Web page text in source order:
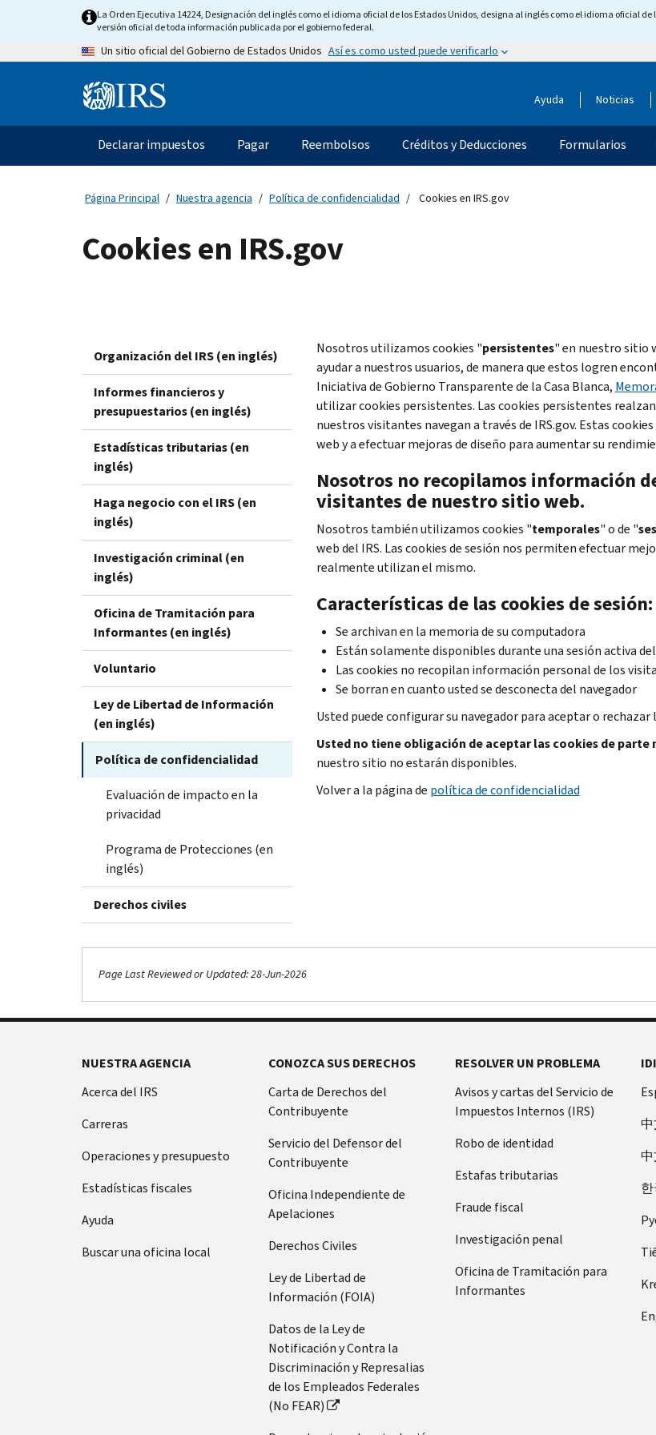
content
La Orden Ejecutiva 14224, Designación del inglés como el idioma oficial de los Estados Unidos, designa al inglés como el idioma oficial
versión oficial de toda información publicada por el gobierno federal.
Un sitio oficial del Gobierno de Estados Unidos Así es como usted puede verificarlo
Information Ayuda Noticias
Navegación
principal
Declarar impuestos Pagar Reembolsos Créditos y Deducciones Formularios
Página Principal Nuestra agencia Política de confidencialidad Cookies en IRS.gov
Cookies en IRS.gov
Organización del IRS (en inglés)
Informes financieros y
presupuestarios (en inglés)
Estadísticas tributarias (en
inglés)
Haga negocio con el IRS (en
inglés)
Investigación criminal (en
inglés)
Oficina de Tramitación para
Informantes (en inglés)
Voluntario
Ley de Libertad de Información
(en inglés)
Política de confidencialidad
Evaluación de impacto en la
privacidad
Programa de Protecciones (en
inglés)
Derechos civiles
Nosotros utilizamos cookies "persistentes"en nuestro sitio
ayudar a nuestros usuarios, de manera que estos logren
Iniciativa de Gobierno Transparente de la Casa Blanca,
utilizar cookies persistentes. Las cookies persistentes
nuestros visitantes navegan a través de IRS.gov. Estas
web y a efectuar mejoras de diseño para aumentar su
Nosotros no recopilamos información
visitantes de nuestro sitio web.
Nosotros también utilizamoscookies "temporales"o de "
web del IRS. Las cookiesde sesión nos permiten efectuar
realmente utilizan el mismo.
Características de las cookies de sesión:
Se archivan en la memoria de su computadora
Están solamente disponibles durante una sesión activa
Las cookies no recopilan información personal de los
Se borran en cuanto usted se desconecta del navegador
Usted puede configurar su navegador para aceptar o
Usted no tiene obligación de aceptar las cookies de parte
nuestro sitio no estarán disponibles.
Volver a la página de política de confidencialidad
Page Last Reviewed or Updated: 28-Jun-2026
NUESTRA AGENCIA
Acerca del IRS
Carreras
Operaciones y presupuesto
Estadísticas fiscales
Ayuda
Buscar una oficina local
CONOZCA SUS DERECHOS
Carta de Derechos del
Contribuyente
Servicio del Defensor del
Contribuyente
Oficina Independiente de
Apelaciones
Derechos Civiles
Ley de Libertad de
Información (FOIA)
Datos de la Ley de
Notificación y Contra la
Discriminación y Represalias
de los Empleados Federales
(No FEAR)
RESOLVER UN PROBLEMA
Avisos y cartas del Servicio de
Impuestos Internos (IRS)
Robo de identidad
Estafas tributarias
Fraude fiscal
Investigación penal
Oficina de Tramitación para
Informantes